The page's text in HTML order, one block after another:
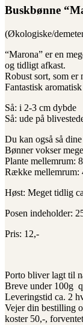
Buskbønne
(Økologiske/
“Marona” er en
og tidligt afkast.
Robust sort, som er
Fantastisk
Så: i 2-3 cm dybde
Så: ude på
Du kan også så
Bønner vokser
Plante mellemrum:
Række mellemrum:
Høst: Meget tidlig
Posen indeholder:
Pris: 12,-
Porto bliver lagt til
Breve under 100g
Leveringstid ca. 2
Vejer din bestilling
koster 50,-,